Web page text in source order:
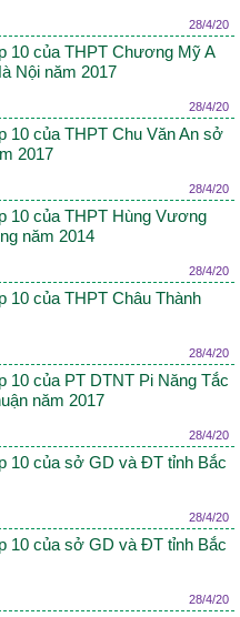
28/4/20
10 của THPT Chương Mỹ A
Nội năm 2017
28/4/20
10 của THPT Chu Văn An sở
2017
28/4/20
10 của THPT Hùng Vương
năm 2014
28/4/20
10 của THPT Châu Thành
28/4/20
10 của PT DTNT Pi Năng Tắc
năm 2017
28/4/20
10 của sở GD và ĐT tỉnh Bắc
28/4/20
10 của sở GD và ĐT tỉnh Bắc
28/4/20